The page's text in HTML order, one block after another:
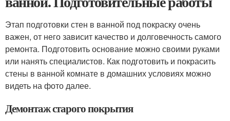
Этап подготовки стен в ванной под покраску очень
важен, от него зависит качество и долговечность самого
ремонта. Подготовить основание можно своими руками
или нанять специалистов. Как подготовить и покрасить
стены в ванной комнате в домашних условиях можно
видеть на фото далее.
Демонтаж старого покрытия